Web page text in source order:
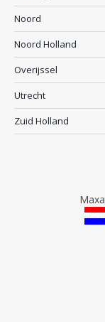
Noord
Noord Holland
Overijssel
Utrecht
Zuid Holland